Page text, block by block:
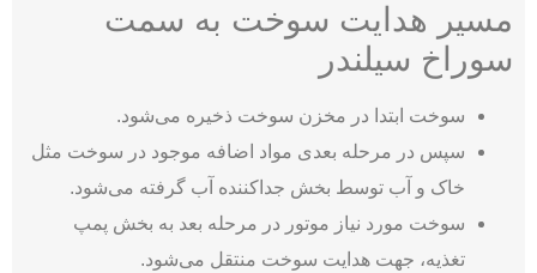
مسیر هدایت سوخت به سمت
سوراخ سیلندر
سوخت ابتدا در مخزن سوخت ذخیره می‌شود.
سپس در مرحله بعدی مواد اضافه موجود در سوخت مثل
خاک و آب توسط بخش جداکننده آب گرفته می‌شود.
سوخت مورد نیاز موتور در مرحله بعد به بخش پمپ
تغذیه، جهت هدایت سوخت منتقل می‌شود.